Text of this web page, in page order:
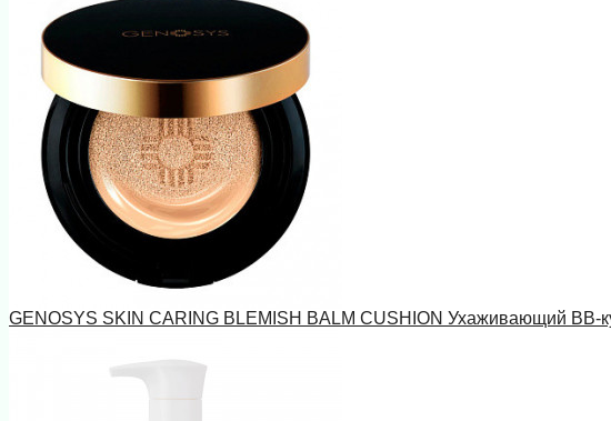
GENOSYS SKIN CARING BLEMISH BALM CUSHION Ухаживающий BB-